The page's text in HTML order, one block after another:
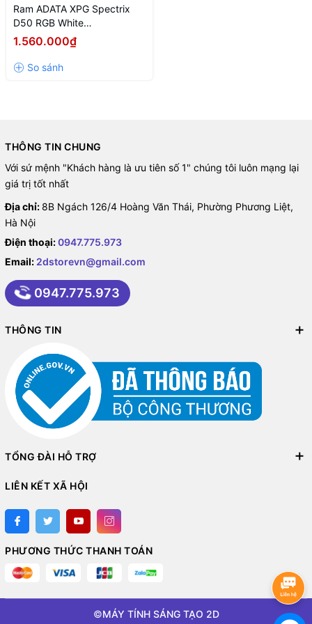
D50 có vẻ ngoài sang trọng,c ác đường nét hình học đơn giản và
panel RGB hình tam giác, kết hợp cới ứng dụng XPG RGB Sync
hoặc phần mềm RGB từ một thương hiệu bo mạch chủ lớn, hãy
chuyển đổi giữa ba chế độ RGB được thiết lặp sẵn. Ngoài ba chế
độ, bạn cũng có thể đặt chế độ này thành chế độ Âm nhạc để
đồng bộ hóa với những giai điệu yêu thích của bạn.
Ram ADATA XPG Spectrix
D50 RGB White
(AX4U320016G16A-SW50)
16GB (1x16GB) DDR4
3200Mhz
1.560.000₫
THÔNG TIN CHUNG
Với sứ mệnh "Khách hàng là ưu tiên số 1" chúng tôi luôn mạng lại
giá trị tốt nhất
Địa chỉ: 8B Ngách 126/4 Hoàng Văn Thái, Phường Phương Liệt,
Hà Nội
Điện thoại:0947.775.973
Email: 2dstorevn@gmail.com
0947.775.973
THÔNG TIN
TỔNG ĐÀI HỖ TRỢ
LIÊN KẾT XÃ HỘI
PHƯƠNG THỨC THANH TOÁN
©MÁY TÍNH SÁNG TẠO 2D